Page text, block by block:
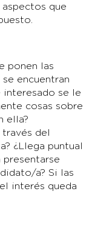
aspectos que
ponen las
encuentran
interesado se le
cosas sobre
ella?
través del
¿Llega puntual
presentarse
a? Si las
interés queda